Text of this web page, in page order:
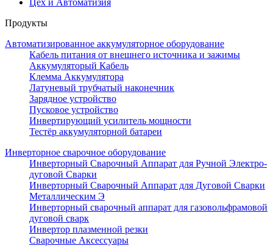
Цех и Автоматизия
Продукты
Автоматизированное аккумуляторное оборудование
Кабель питания от внешнего источника и зажимы
Аккумуляторый Кабель
Клемма Аккумулятора
Латуневый трубчатый наконечник
Зарядное устройство
Пусковое устройство
Инвертирующий усилитель мощности
Тестёр аккумуляторной батареи
Инверторное сварочное оборудование
Инверторный Сварочный Аппарат для Ручной Электро-
дуговой Сварки
Инверторный Сварочный Аппарат для Дуговой Сварки
Металлическим Э
Инверторный сварочный аппарат для газовольфрамовой
дуговой сварк
Инвертор плазменной резки
Сварочные Аксессуары